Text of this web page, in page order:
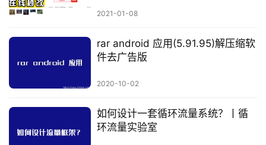
2021-01-08
rar android 应用(5.91.95)解压缩软
件去广告版
2020-10-02
如何设计一套循环流量系统？丨循
环流量实验室